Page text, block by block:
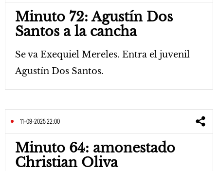
Minuto 72: Agustín Dos
Santos a la cancha
Se va Exequiel Mereles. Entra el juvenil
Agustín Dos Santos.
11-09-2025 22:00
Minuto 64: amonestado
Christian Oliva